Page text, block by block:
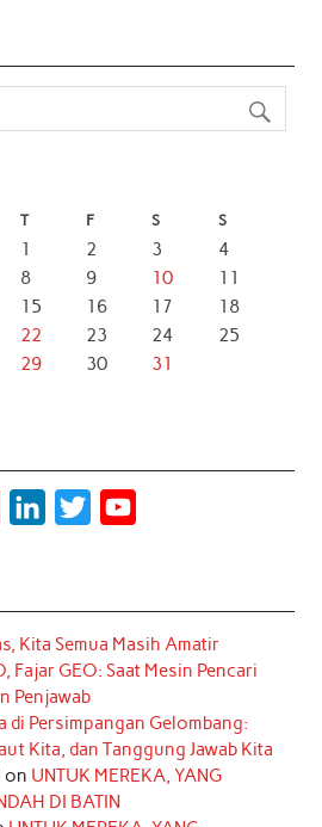
T F S S
1 2 3
4
8 9 10
11
15 16 17
18
22 23 24
25
29 30
31
t
e
r
e
s
t
k
e
d
I
n
t
t
r
T
u
e
Kita Semua Masih Amatir
Fajar GEO: Saat Mesin Pencari
Penjawab
di Persimpangan Gelombang:
Kita, dan Tanggung Jawab Kita
on UNTUK MEREKA, YANG
DI BATIN